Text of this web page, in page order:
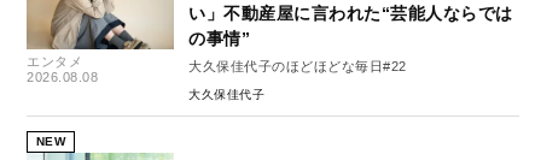
エンタメ
2026.08.08
い」不動産屋に言われた“芸能人ならでは
の事情”
大久保佳代子のほどほどな毎日#22
大久保佳代子
NEW